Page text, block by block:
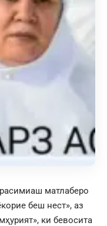
матлаберо
беш нест», аз
ки бевосита